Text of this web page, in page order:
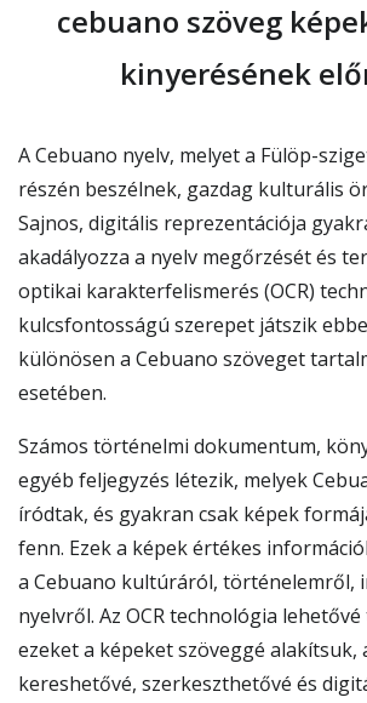
cebuano szöveg
kinyerésének
A Cebuano nyelv, melyet a Fülöp-
részén beszélnek, gazdag kulturális
Sajnos, digitális reprezentációja
akadályozza a nyelv megőrzését és
optikai karakterfelismerés (OCR)
kulcsfontosságú szerepet játszik
különösen a Cebuano szöveget
esetében.
Számos történelmi dokumentum,
egyéb feljegyzés létezik, melyek
íródtak, és gyakran csak képek
fenn. Ezek a képek értékes
a Cebuano kultúráról, történelemről,
nyelvről. Az OCR technológia
ezeket a képeket szöveggé alakítsuk,
kereshetővé, szerkeszthetővé és